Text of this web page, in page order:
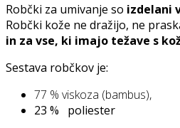
Robčki za umivanje so izdelani
Robčki kože ne dražijo, ne
in za vse, ki imajo težave s
Sestava robčkov je:
77 % viskoza (bambus),
23 % poliester